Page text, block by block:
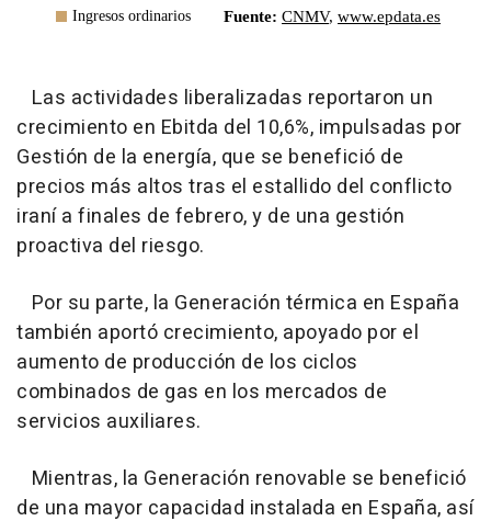
Las actividades liberalizadas reportaron un
crecimiento en Ebitda del 10,6%, impulsadas por
Gestión de la energía, que se benefició de
precios más altos tras el estallido del conflicto
iraní a finales de febrero, y de una gestión
proactiva del riesgo.
Por su parte, la Generación térmica en España
también aportó crecimiento, apoyado por el
aumento de producción de los ciclos
combinados de gas en los mercados de
servicios auxiliares.
Mientras, la Generación renovable se benefició
de una mayor capacidad instalada en España, así